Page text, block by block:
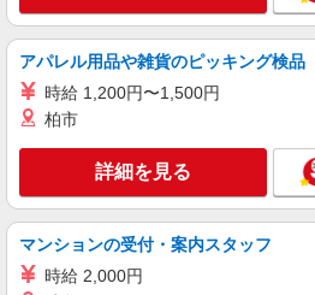
アパレル用品や雑貨のピッキング検品
時給 1,200円〜1,500円
柏市
詳細を見る
マンションの受付・案内スタッフ
時給 2,000円